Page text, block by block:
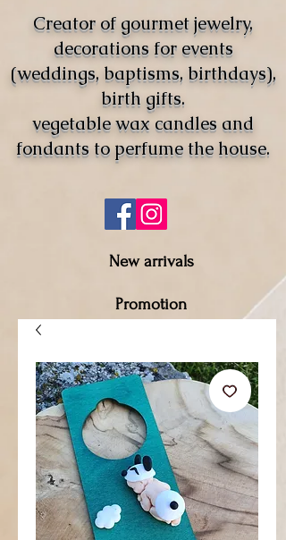
Creator of gourmet jewelry,
decorations for events
(weddings, baptisms, birthdays),
birth gifts.
vegetable wax candles and
fondants to perfume the house.
New arrivals
Promotion